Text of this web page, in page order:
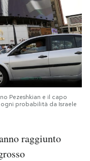
Pezeshkian e il capo
probabilità da Israele
raggiunto